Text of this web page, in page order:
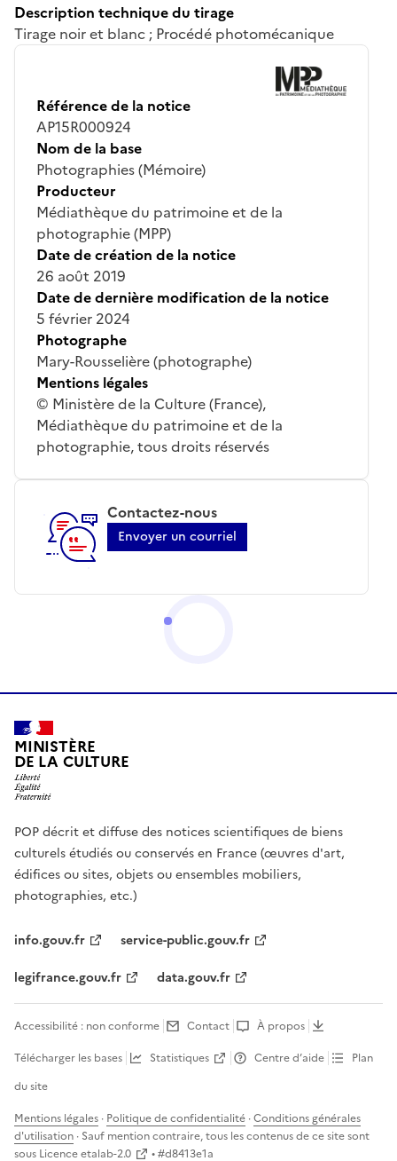
Description technique du tirage
Tirage noir et blanc ; Procédé photomécanique
Référence de la notice
AP15R000924
Nom de la base
Photographies (Mémoire)
Producteur
Médiathèque du patrimoine et de la
photographie (MPP)
Date de création de la notice
26 août 2019
Date de dernière modification de la notice
5 février 2024
Photographe
Mary-Rousselière (photographe)
Mentions légales
© Ministère de la Culture (France),
Médiathèque du patrimoine et de la
photographie, tous droits réservés
Contactez-nous
Envoyer un courriel
MINISTÈRE
DE LA CULTURE
POP décrit et diffuse des notices scientifiques de biens
culturels étudiés ou conservés en France (œuvres d'art,
édifices ou sites, objets ou ensembles mobiliers,
photographies, etc.)
info.gouv.fr
service-public.gouv.fr
legifrance.gouv.fr
data.gouv.fr
Accessibilité : non conforme Contact
À propos
Télécharger les bases
Statistiques Centre d’aide
Plan
du site
Mentions légales · Politique de confidentialité ·Conditions générales
d'utilisation · Sauf mention contraire, tous les contenus de ce site sont
sous Licence etalab-2.0 • #d8413e1a